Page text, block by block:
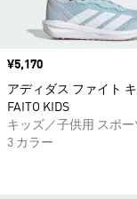
価格
¥5,170
アディダス ファイト
FAITO KIDS
キッズ／子供用 スポー
3 カラー